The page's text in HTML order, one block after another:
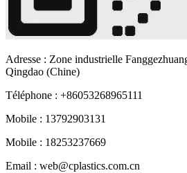
Adresse : Zone industrielle
Qingdao (Chine)
Téléphone : +86053268965111
Mobile : 13792903131
Mobile : 18253237669
Email : web@cplastics.com.cn